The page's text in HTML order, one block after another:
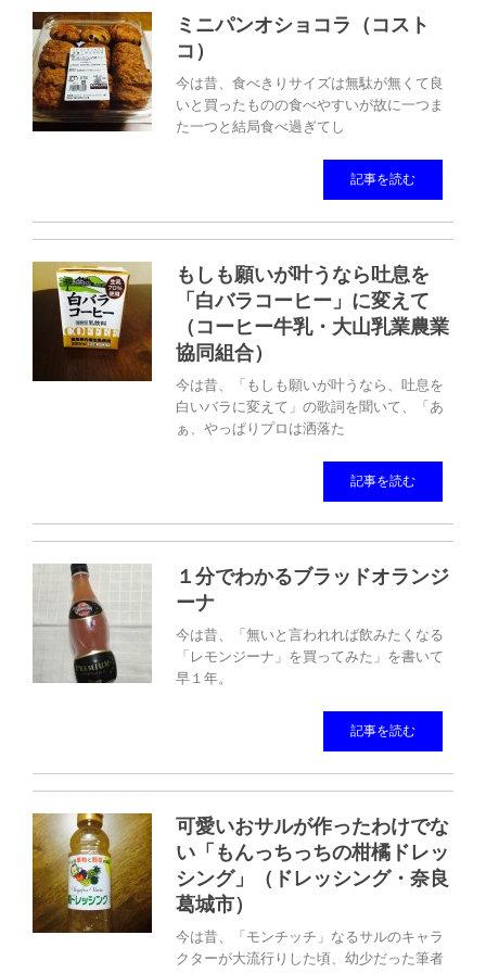
ミニパンオショコラ（コスト
コ）
今は昔、食べきりサイズは無駄が無くて良
いと買ったものの食べやすいが故に一つま
た一つと結局食べ過ぎてし
記事を読む
もしも願いが叶うなら吐息を
「白バラコーヒー」に変えて
（コーヒー牛乳・大山乳業農業
協同組合）
今は昔、「もしも願いが叶うなら、吐息を
白いバラに変えて」の歌詞を聞いて、「あ
ぁ、やっぱりプロは洒落た
記事を読む
１分でわかるブラッドオランジ
ーナ
今は昔、「無いと言われれば飲みたくなる
「レモンジーナ」を買ってみた」を書いて
早１年。
記事を読む
可愛いおサルが作ったわけでな
い「もんっちっちの柑橘ドレッ
シング」（ドレッシング・奈良
葛城市）
今は昔、「モンチッチ」なるサルのキャラ
クターが大流行りした頃、幼少だった筆者